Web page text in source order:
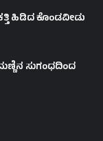
ಹಿಡಿದ ಕೊಂಡವೀಡು
ಸುಗಂಧದಿಂದ